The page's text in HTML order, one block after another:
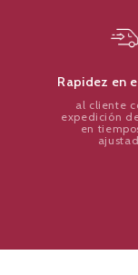
Rapidez en
al cliente
expedición
en